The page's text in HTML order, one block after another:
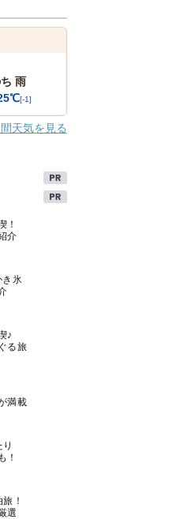
雨
[-1]
天気を見る
！
介
き氷
♪
る旅
満載
！
！
選